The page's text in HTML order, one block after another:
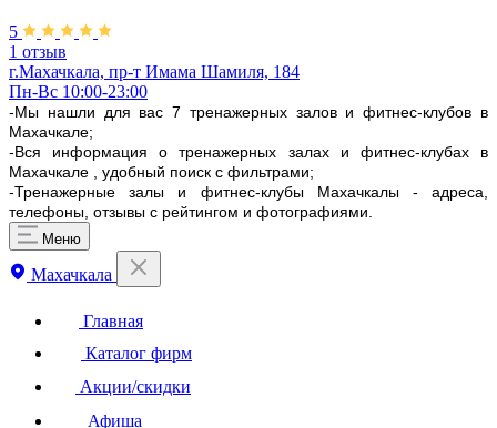
5
1 отзыв
г.Махачкала, пр-т Имама Шамиля, 184
Пн-Вс 10:00-23:00
-Мы нашли для вас 7 тренажерных залов и фитнес-клубов в
Махачкале;
-Вся информация о тренажерных залах и фитнес-клубах в
Махачкале , удобный поиск с фильтрами;
-Тренажерные залы и фитнес-клубы Махачкалы - адреса,
телефоны, отзывы с рейтингом и фотографиями.
Меню
Махачкала
Главная
Каталог фирм
Акции/скидки
Афиша